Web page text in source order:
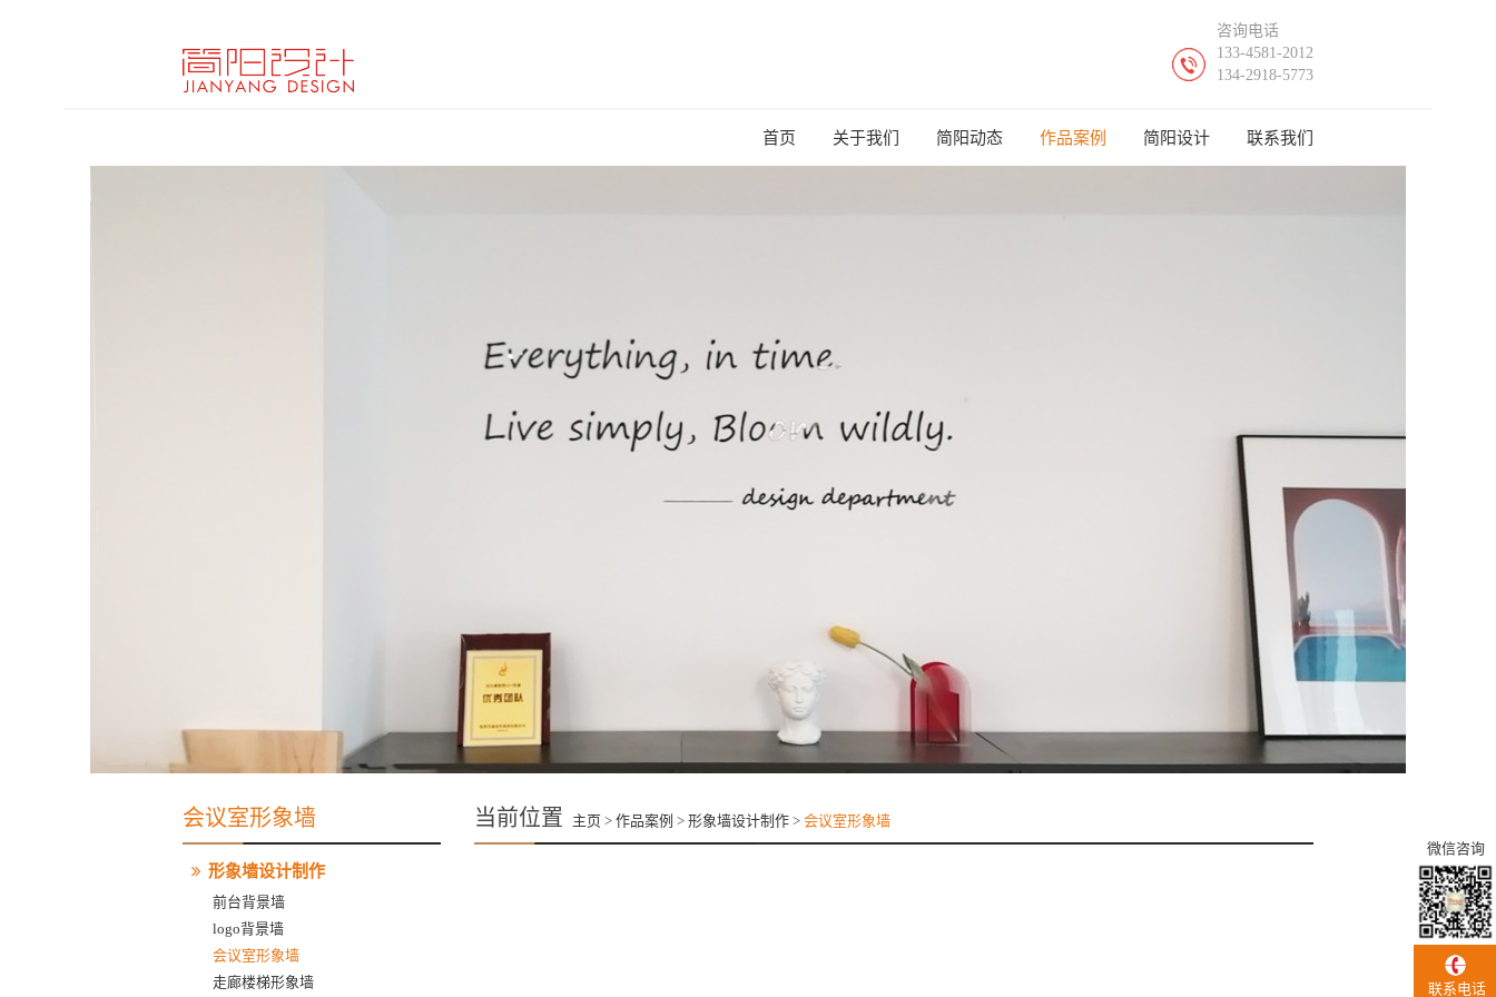
咨询电话
133-4581-2012
134-2918-5773
首页 关于我们 简阳动态 作品案例 简阳设计 联系我们
会议室形象墙
形象墙设计制作
前台背景墙
logo背景墙
会议室形象墙
走廊楼梯形象墙
当前位置 主页> 作品案例 > 形象墙设计制作> 会议室形象墙
微信咨询
联系电话